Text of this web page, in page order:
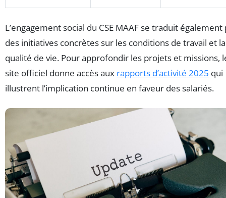
L’engagement social du CSE MAAF se traduit également
des initiatives concrètes sur les conditions de travail et la
qualité de vie. Pour approfondir les projets et missions,
site officiel donne accès aux rapports d’activité 2025 qui
illustrent l’implication continue en faveur des salariés.